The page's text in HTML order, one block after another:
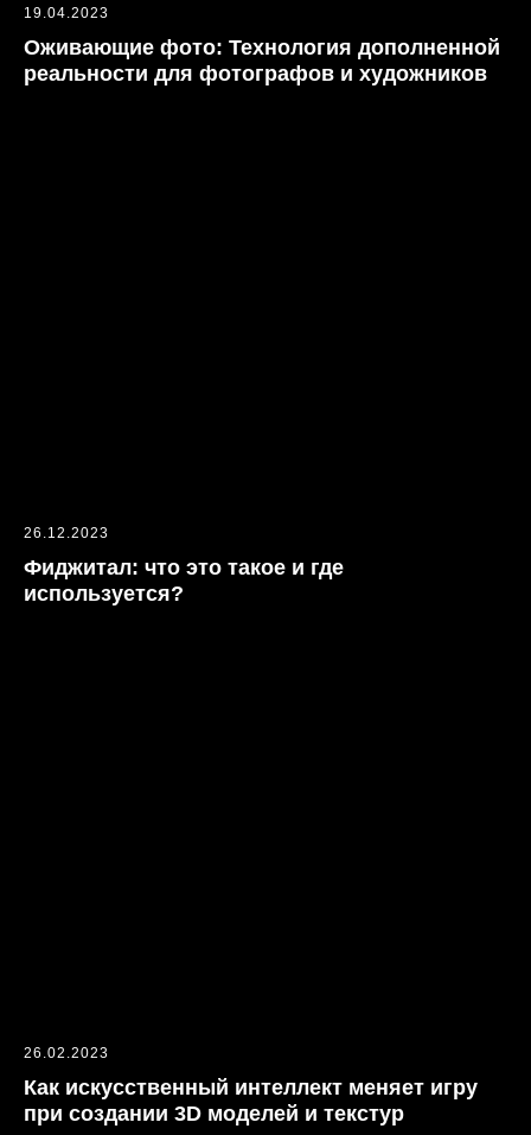
19.04.2023
Оживающие фото: Технология дополненной
реальности для фотографов и художников
26.12.2023
Фиджитал: что это такое и где
используется?
26.02.2023
Как искусственный интеллект меняет игру
при создании 3D моделей и текстур